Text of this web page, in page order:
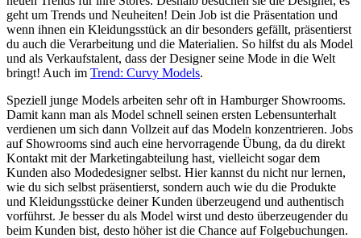
geht um Trends und Neuheiten! Dein Job ist die Präsentation und
wenn ihnen ein Kleidungsstück an dir besonders gefällt, präsentierst
du auch die Verarbeitung und die Materialien. So hilfst du als Model
und als Verkaufstalent, dass der Designer seine Mode in die Welt
bringt! Auch im Trend: Curvy Models.
Speziell junge Models arbeiten sehr oft in Hamburger Showrooms.
Damit kann man als Model schnell seinen ersten Lebensunterhalt
verdienen um sich dann Vollzeit auf das Modeln konzentrieren. Jobs
auf Showrooms sind auch eine hervorragende Übung, da du direkt
Kontakt mit der Marketingabteilung hast, vielleicht sogar dem
Kunden also Modedesigner selbst. Hier kannst du nicht nur lernen,
wie du sich selbst präsentierst, sondern auch wie du die Produkte
und Kleidungsstücke deiner Kunden überzeugend und authentisch
vorführst. Je besser du als Model wirst und desto überzeugender du
beim Kunden bist, desto höher ist die Chance auf Folgebuchungen.